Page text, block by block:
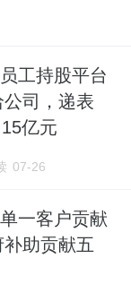
工持股平台
司，递表
亿元
07-26
一客户贡献
助贡献五